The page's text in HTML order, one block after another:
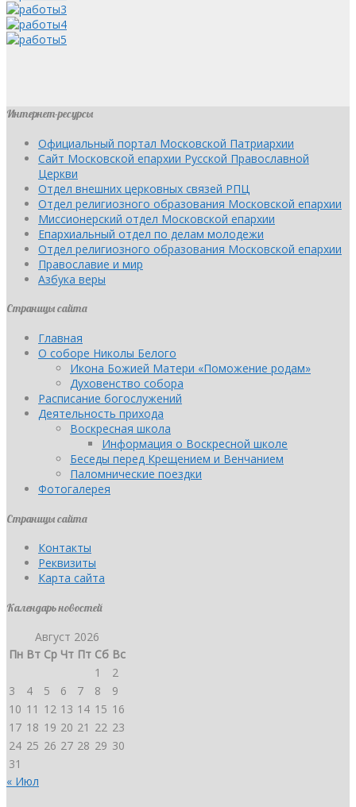
Интернет-ресурсы
Официальный портал Московской Патриархии
Сайт Московской епархии Русской Православной
Церкви
Отдел внешних церковных связей РПЦ
Отдел религиозного образования Московской епархии
Миссионерский отдел Московской епархии
Епархиальный отдел по делам молодежи
Отдел религиозного образования Московской епархии
Православие и мир
Азбука веры
Страницы сайта
Главная
О соборе Николы Белого
Икона Божией Матери «Поможение родам»
Духовенство собора
Расписание богослужений
Деятельность прихода
Воскресная школа
Информация о Воскресной школе
Беседы перед Крещением и Венчанием
Паломнические поездки
Фотогалерея
Страницы сайта
Контакты
Реквизиты
Карта сайта
Календарь новостей
Август 2026
Пн Вт Ср Чт Пт Сб Вс
1
2
3
4 5 6 7 8
9
10 11 12 13 14 15 16
17 18 19 20 21 22 23
24 25 26 27 28 29 30
31
« Июл